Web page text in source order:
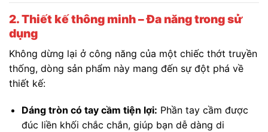
2. Thiết kế thông minh – Đa năng trong sử
dụng
Không dừng lại ở công năng của một chiếc thớt truyền
thống, dòng sản phẩm này mang đến sự đột phá về
thiết kế:
Dáng tròn có tay cầm tiện lợi: Phần tay cầm được
đúc liền khối chắc chắn, giúp bạn dễ dàng di